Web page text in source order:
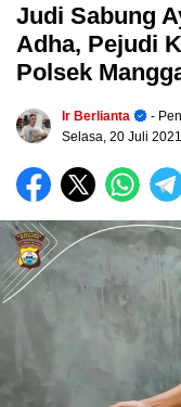
Judi Sabung
Adha, Pejudi
Polsek
Ir Berlianta
-
Selasa, 20 Juli 2021